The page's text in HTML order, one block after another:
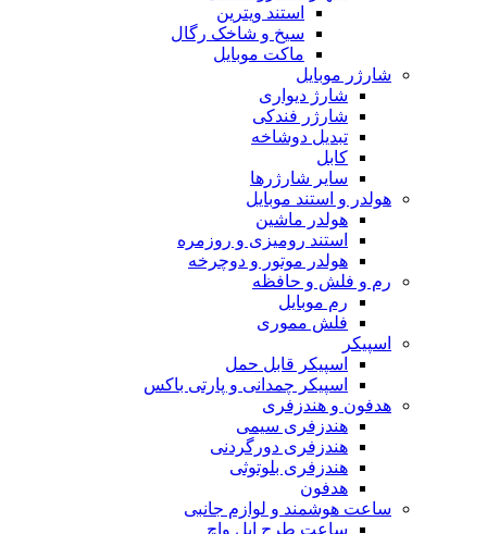
استند ویترین
سیخ و شاخک رگال
ماکت موبایل
شارژر موبایل
شارژ دیواری
شارژر فندکی
تبدیل دوشاخه
کابل
سایر شارژرها
هولدر و استند موبایل
هولدر ماشین
استند رومیزی و روزمره
هولدر موتور و دوچرخه
رم و فلش و حافظه
رم موبایل
فلش مموری
اسپیکر
اسپیکر قابل حمل
اسپیکر چمدانی و پارتی باکس
هدفون و هندزفری
هندزفری سیمی
هندزفری دورگردنی
هندزفری بلوتوثی
هدفون
ساعت هوشمند و لوازم جانبی
ساعت طرح اپل واچ